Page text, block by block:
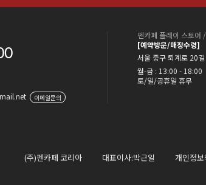
이메일문의
펜카페 플레이 스토어
[예약방문/매장수령]
서울 중구 퇴계로 20
월-금 : 13:00 - 18:00
토/일/공휴일 휴무
(주)펜카페 코리아 대표이사:박근일 개인정